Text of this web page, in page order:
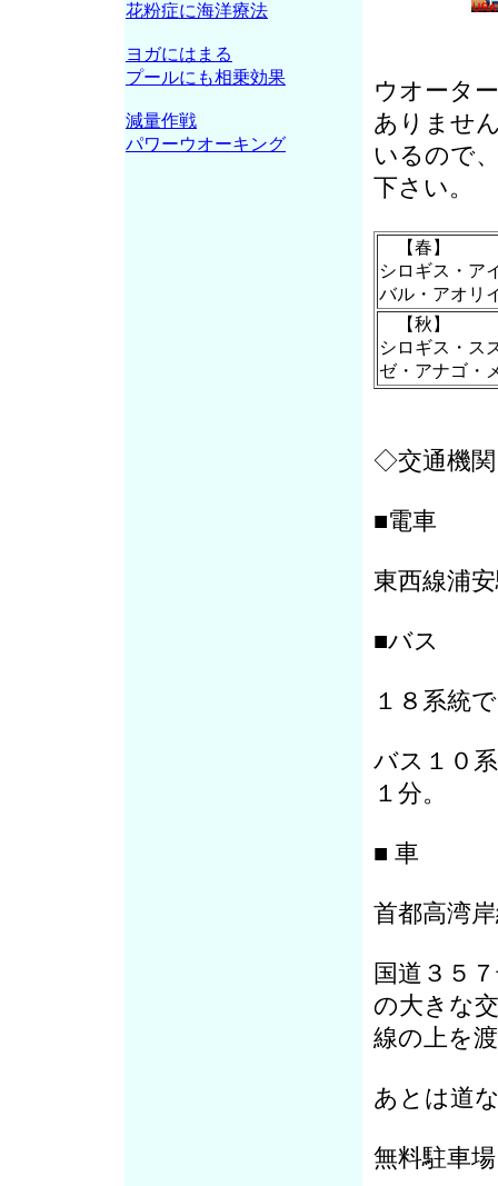
ウオータ
ありませ
いるので
下さい。
【春】
シロギス・ア
バル・アオリ
【秋】
シロギス・ス
ゼ・アナゴ・
◇交通機関
■電車
東西線浦
■バス
１８系統
バス１０
１分。
■ 車
首都高湾
国道３５
の大きな
線の上を
あとは道
無料駐車
花粉症に海洋療法
ヨガにはまる
プールにも相乗効果
減量作戦
パワーウオーキング